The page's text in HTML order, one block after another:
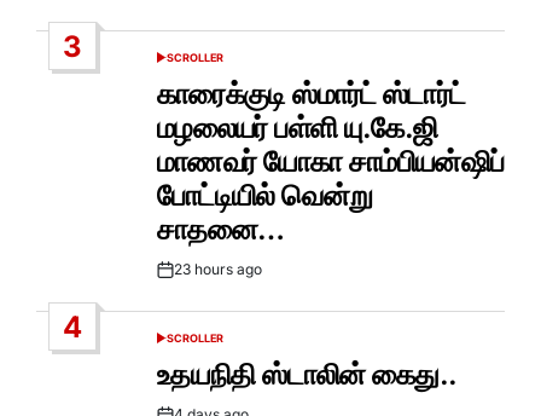
3
POSTED
SCROLLER
காரைக்குடி ஸ்மார்ட் ஸ்டார்ட்
மழலையர் பள்ளி யு.கே.ஜி
மாணவர் யோகா சாம்பியன்ஷிப்
போட்டியில் வென்று
சாதனை…
Post23 hours ago
4
POSTED
SCROLLER
உதயநிதி ஸ்டாலின் கைது..